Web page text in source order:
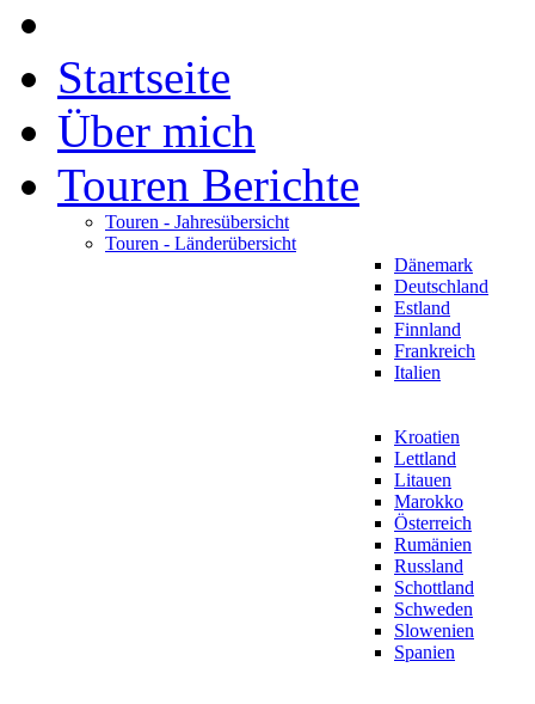
Startseite
Über mich
Touren Berichte
Touren - Jahresübersicht
Touren - Länderübersicht
Dänemark
Deutschland
Estland
Finnland
Frankreich
Italien
Kroatien
Lettland
Litauen
Marokko
Österreich
Rumänien
Russland
Schottland
Schweden
Slowenien
Spanien